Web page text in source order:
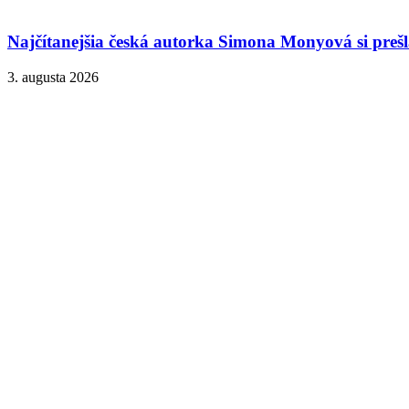
Najčítanejšia česká autorka Simona Monyová si
3. augusta 2026